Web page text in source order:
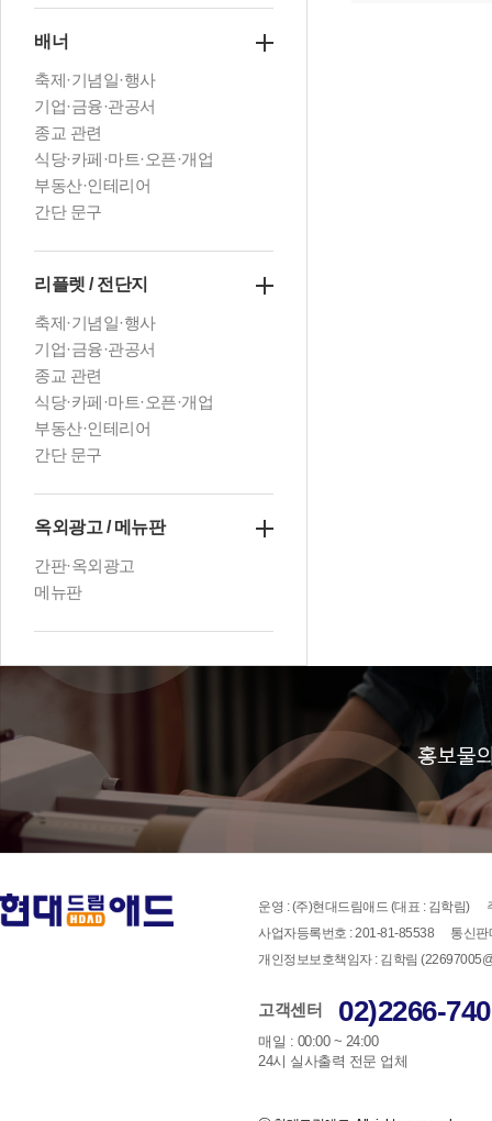
배너
축제·기념일·행사
기업·금융·관공서
종교 관련
식당·카페·마트·오픈·개업
부동산·인테리어
간단 문구
리플렛 / 전단지
축제·기념일·행사
기업·금융·관공서
종교 관련
식당·카페·마트·오픈·개업
부동산·인테리어
간단 문구
옥외광고 / 메뉴판
간판·옥외광고
메뉴판
운영 : (주)현대드림애드 (대표 : 김학림)
사업자등록번호 : 201-81-85538
통신판
개인정보보호책임자 : 김학림
고객센터 02)2266-
매일 : 00:00 ~ 24:00
24시 실사출력 전문 업체